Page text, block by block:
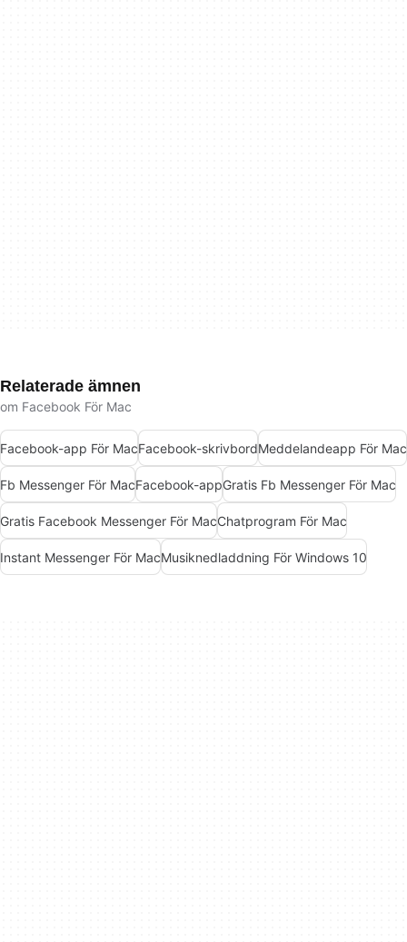
Relaterade ämnen
om Facebook För Mac
Facebook-app För MacFacebook-skrivbordMeddelandeapp För Mac
Fb Messenger För MacFacebook-appGratis Fb Messenger För Mac
Gratis Facebook Messenger För MacChatprogram För Mac
Instant Messenger För MacMusiknedladdning För Windows 10